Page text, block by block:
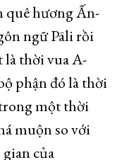
quê hương Ấn-
ngữ Pāli rồi
là thời vua A-
phận đó là thời
một thời
muộn so với
của